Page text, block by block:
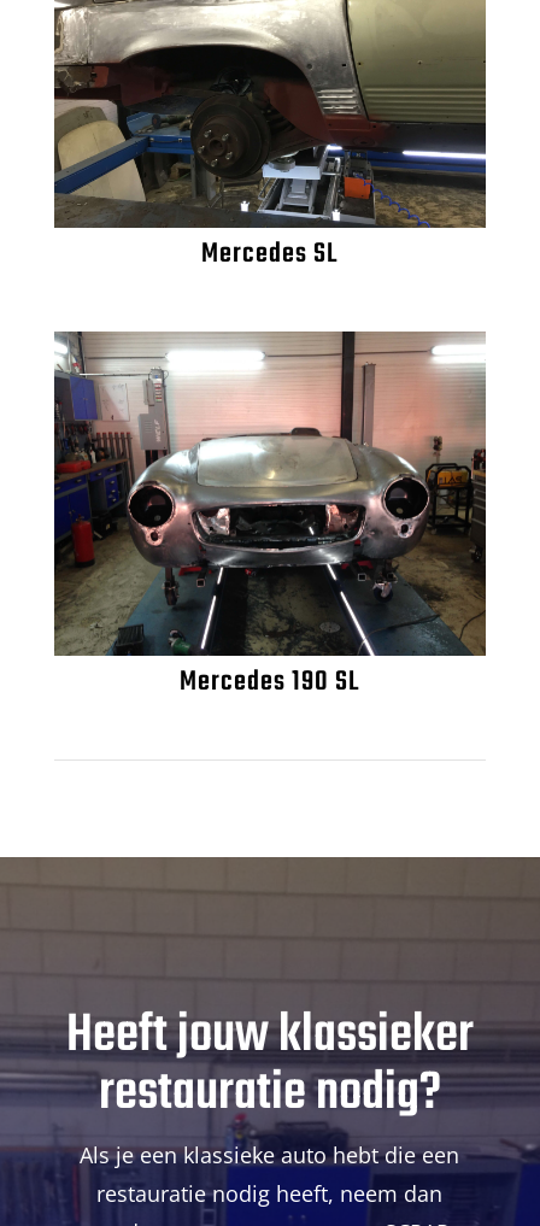
Mercedes SL
Mercedes 190 SL
Heeft jouw klassieker
restauratie nodig?
Als je een klassieke auto hebt die een
restauratie nodig heeft, neem dan